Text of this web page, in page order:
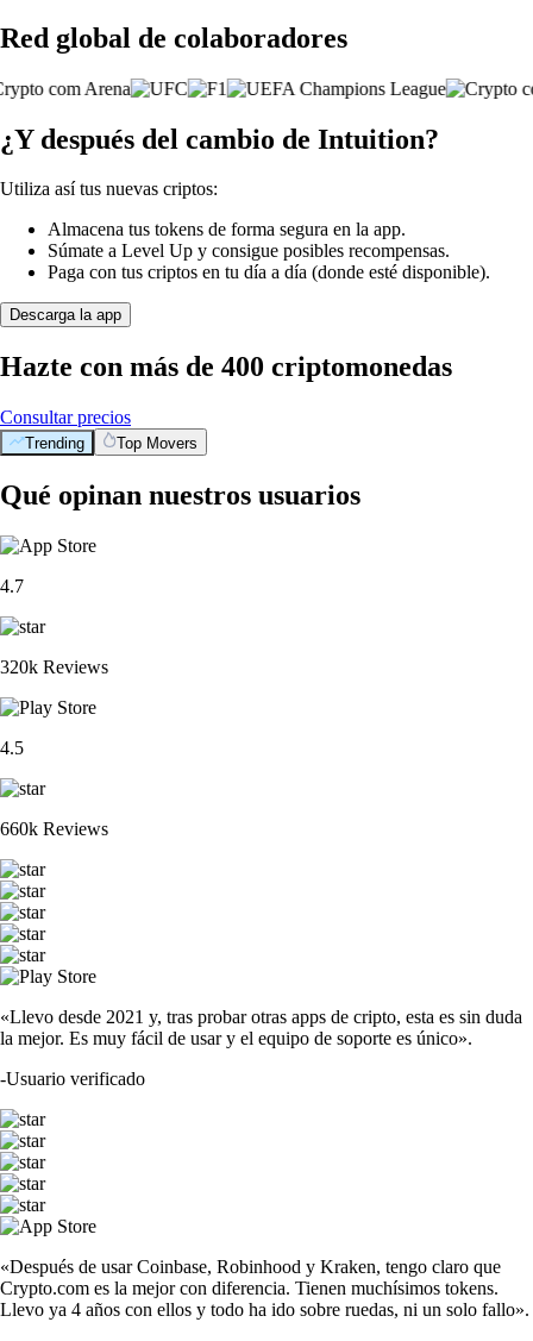
Red global de colaboradores
¿Y después del cambio de Intuition?
Utiliza así tus nuevas criptos:
Almacena tus tokens de forma segura en la app.
Súmate a Level Up y consigue posibles recompensas.
Paga con tus criptos en tu día a día (donde esté disponible).
Descarga la app
Hazte con más de 400 criptomonedas
Consultar precios
Trending Top Movers
Qué opinan nuestros usuarios
4.7
320k Reviews
4.5
660k Reviews
«Llevo desde 2021 y, tras probar otras apps de cripto, esta es sin duda
la mejor. Es muy fácil de usar y el equipo de soporte es único».
-Usuario verificado
«Después de usar Coinbase, Robinhood y Kraken, tengo claro que
Crypto.com es la mejor con diferencia. Tienen muchísimos tokens.
Llevo ya 4 años con ellos y todo ha ido sobre ruedas, ni un solo fallo».